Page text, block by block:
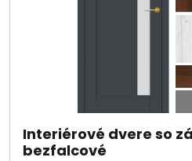
Interiérové dvere so
bezfalcové